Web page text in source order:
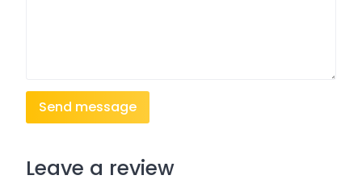
Send message
Leave a review